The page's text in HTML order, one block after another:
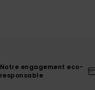
Notre engagement eco-
responsable